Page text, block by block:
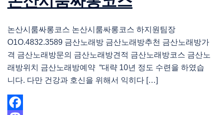
논산시룸싸롱코스 논산시룸싸롱코스 하지원팀장
O1O.4832.3589 금산노래방 금산노래방추천 금산노래방가
격 금산노래방문의 금산노래방견적 금산노래방코스 금산노
래방위치 금산노래방예약 “대략 10년 정도 수련을 하였습
니다. 다만 건강과 호신을 위해서 익히다 […]